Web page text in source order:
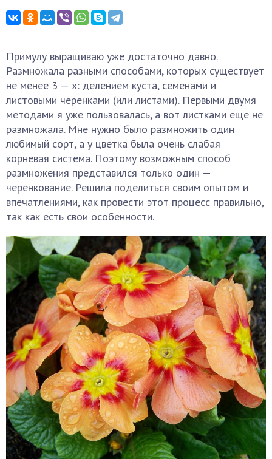
Примулу выращиваю уже достаточно давно.
Размножала разными способами, которых существует
не менее 3 — х: делением куста, семенами и
листовыми черенками (или листами). Первыми двумя
методами я уже пользовалась, а вот листками еще не
размножала. Мне нужно было размножить один
любимый сорт, а у цветка была очень слабая
корневая система. Поэтому возможным способ
размножения представился только один —
черенкование. Решила поделиться своим опытом и
впечатлениями, как провести этот процесс правильно,
так как есть свои особенности.